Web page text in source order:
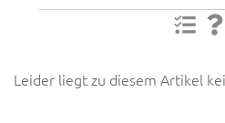
Leider liegt zu diesem Artikel